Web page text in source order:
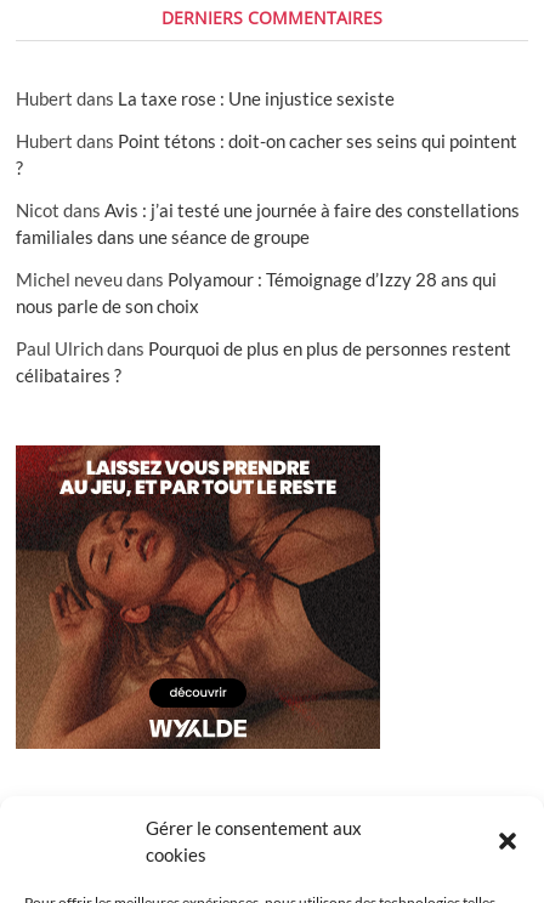
Gérer le consentement aux
cookies
DERNIERS COMMENTAIRES
Hubert dans La taxe rose : Une injustice sexiste
Hubert dans Point tétons : doit-on cacher ses seins qui pointent
?
Nicot dansAvis : j’ai testé une journée à faire des constellations
familiales dans une séance de groupe
Michel neveudans Polyamour : Témoignage d’Izzy 28 ans qui
nous parle de son choix
Paul Ulrichdans Pourquoi de plus en plus de personnes restent
célibataires ?